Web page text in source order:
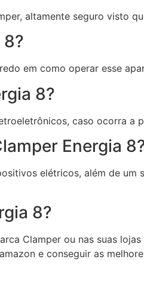
altamente seguro visto
em como operar esse
8?
caso ocorra a
Energia
elétricos, além de um
8?
Clamper ou nas suas
e conseguir as